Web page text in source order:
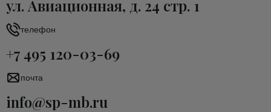
ул. Авиационная, д. 24 стр. 1
телефон
+7 495 120-03-69
почта
info@sp-mb.ru